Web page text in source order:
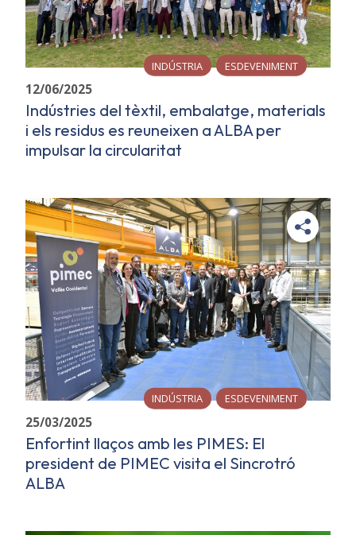
INDÚSTRIA ESDEVENIMENT
12/06/2025
Indústries del tèxtil, embalatge, materials
i els residus es reuneixen a ALBA per
impulsar la circularitat
INDÚSTRIA ESDEVENIMENT
25/03/2025
Enfortint llaços amb les PIMES: El
president de PIMEC visita el Sincrotró
ALBA